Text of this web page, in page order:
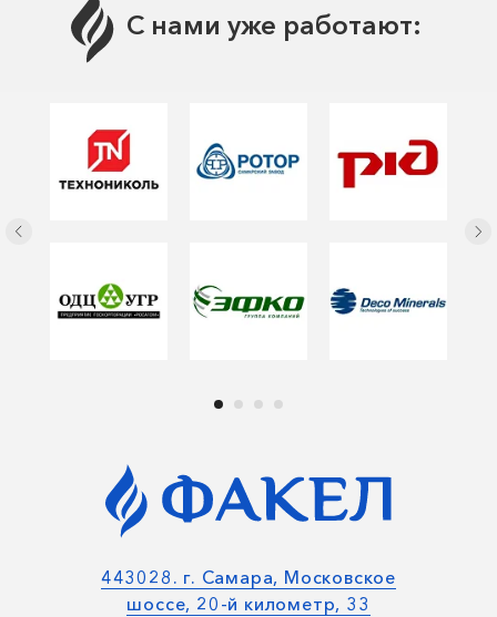
С нами уже работают:
443028. г. Самара, Московское
шоссе, 20-й километр, 33